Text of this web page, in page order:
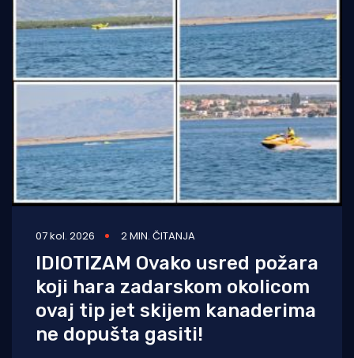
07 kol. 2026 2 MIN. ČITANJA
IDIOTIZAM Ovako usred požara
koji hara zadarskom okolicom
ovaj tip jet skijem kanaderima
ne dopušta gasiti!